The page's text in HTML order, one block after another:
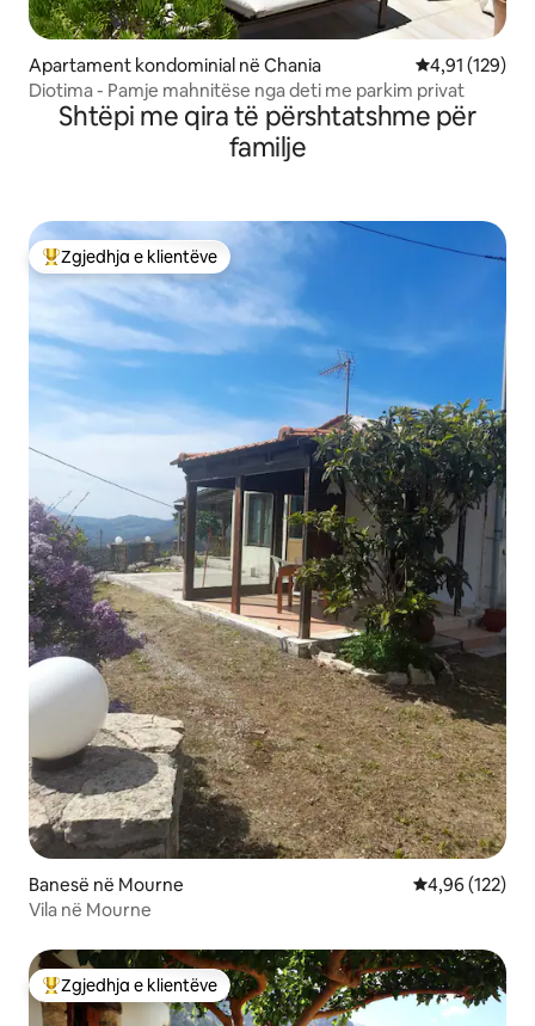
Apartament kondominial në Chania Vlerësimi
4,91 (129)
Diotima - Pamje mahnitëse nga deti me parkim privat
Shtëpi me qira të përshtatshme për
familje
Më të mirat e zgjedhjeve të klientëve
Zgjedhja e klientëve
Banesë në Mourne Vlerësimi
4,96 (122)
Vila në Mourne
Më të mirat e zgjedhjeve të klientëve
Zgjedhja e klientëve